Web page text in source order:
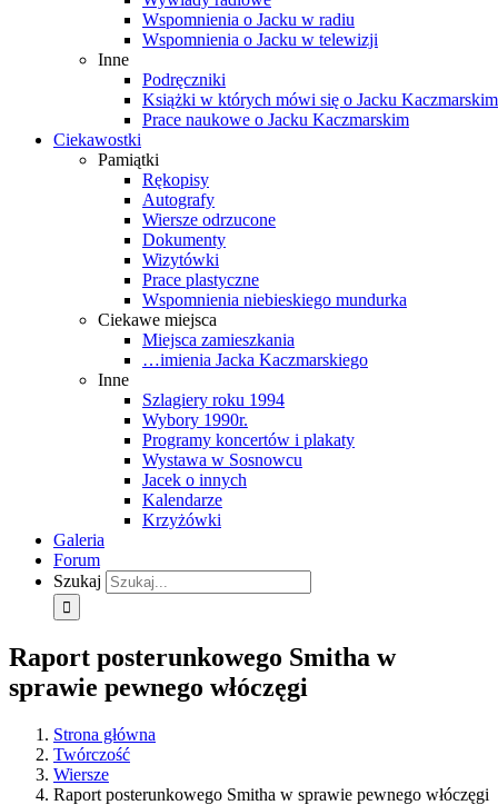
Wspomnienia o Jacku w radiu
Wspomnienia o Jacku w telewizji
Inne
Podręczniki
Książki w których mówi się o Jacku Kaczmarskim
Prace naukowe o Jacku Kaczmarskim
Ciekawostki
Pamiątki
Rękopisy
Autografy
Wiersze odrzucone
Dokumenty
Wizytówki
Prace plastyczne
Wspomnienia niebieskiego mundurka
Ciekawe miejsca
Miejsca zamieszkania
…imienia Jacka Kaczmarskiego
Inne
Szlagiery roku 1994
Wybory 1990r.
Programy koncertów i plakaty
Wystawa w Sosnowcu
Jacek o innych
Kalendarze
Krzyżówki
Galeria
Forum
Szukaj
Raport posterunkowego Smitha w
sprawie pewnego włóczęgi
Strona główna
Twórczość
Wiersze
Raport posterunkowego Smitha w sprawie pewnego włóczęgi